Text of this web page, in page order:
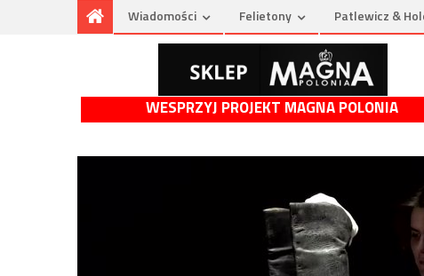
Wiadomości Felietony Patlewicz &
WESPRZYJ PROJEKT MAGNA POLONIA